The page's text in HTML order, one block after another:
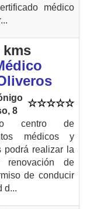
médico
kms
8
centro de
médicos y
podrá realizar la
renovación de
de conducir
d...